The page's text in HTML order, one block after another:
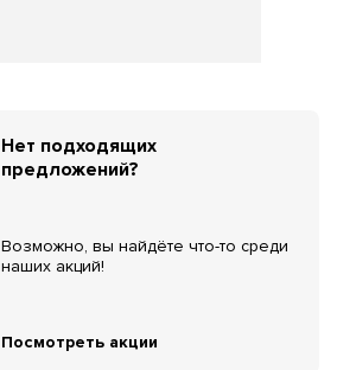
Нет подходящих
предложений?
Возможно, вы найдёте что-то среди
наших акций!
Посмотреть акции